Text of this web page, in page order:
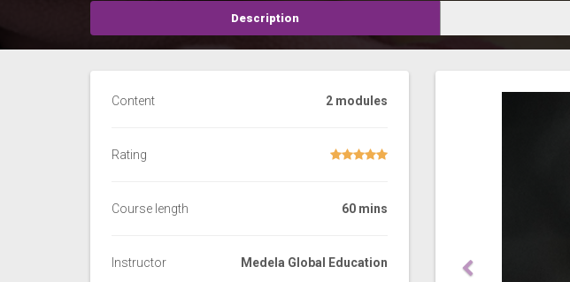
Description
Content 2 modules
Rating
Course length 60 mins
Instructor Medela Global Education